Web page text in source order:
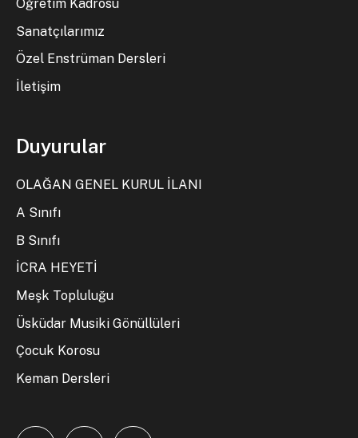
Öğretim Kadrosu
Sanatçılarımız
Özel Enstrüman Dersleri
İletişim
Duyurular
OLAĞAN GENEL KURUL İLANI
A Sınıfı
B Sınıfı
İCRA HEYETİ
Meşk Topluluğu
Üsküdar Musiki Gönüllüleri
Çocuk Korosu
Keman Dersleri